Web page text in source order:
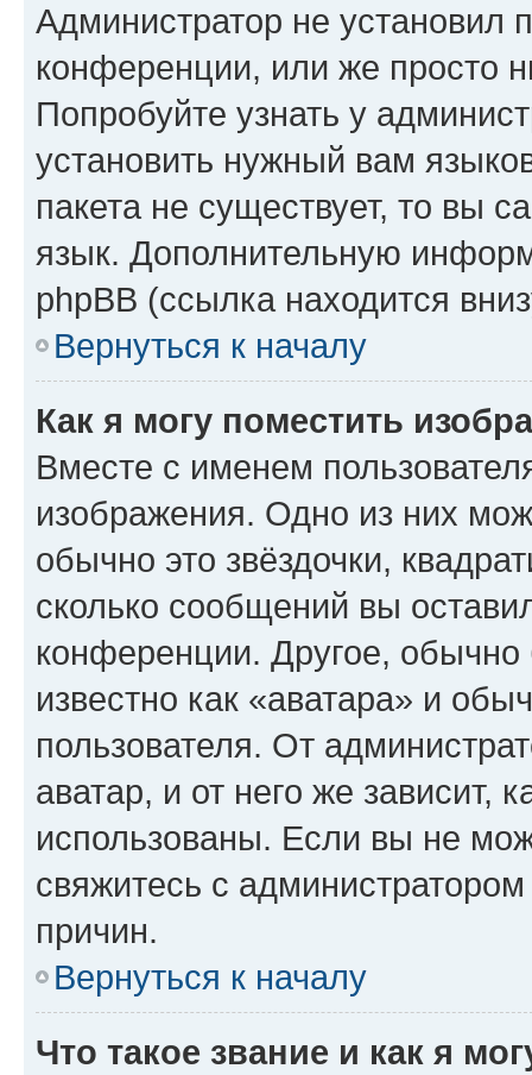
Администратор не установил
конференции, или же просто
Попробуйте узнать у
установить нужный вам
пакета не существует, то вы
язык. Дополнительную
phpBB (ссылка находится
Вернуться к началу
Как я могу поместить
Вместе с именем
изображения. Одно из них
обычно это звёздочки,
сколько сообщений вы
конференции. Другое,
известно как «аватара» и
пользователя. От
аватар, и от него же зависит,
использованы. Если вы не
свяжитесь с
причин.
Вернуться к началу
Что такое звание и как я